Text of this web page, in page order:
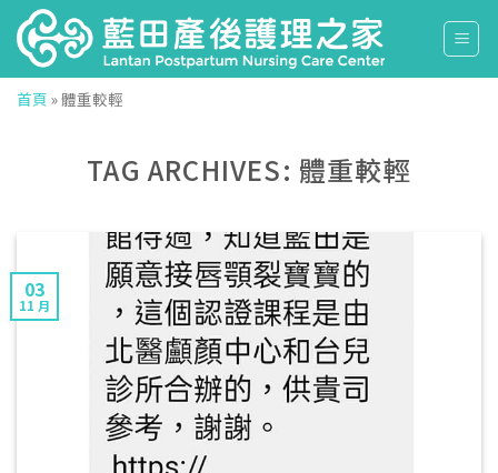
Skip
to
content
首頁 »體重較輕
TAG ARCHIVES: 體重較輕
03
11 月